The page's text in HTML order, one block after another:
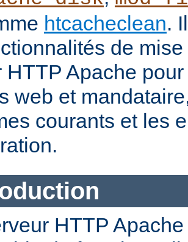
htcacheclean.
de
HTTP Apache
web et
courants et les
HTTP